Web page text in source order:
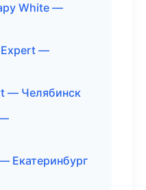
White —
Expert —
— Челябинск
Екатеринбург